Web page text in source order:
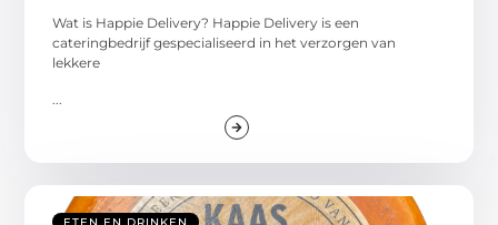
Wat is Happie Delivery? Happie Delivery is een
cateringbedrijf gespecialiseerd in het verzorgen van
lekkere
ETEN EN DRINKEN